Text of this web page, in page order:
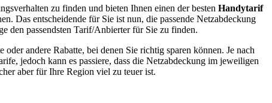
zu finden und bieten Ihnen einen der besten Handytarif
Das entscheidende für Sie ist nun, die passende Netzabdeckung
den passendsten Tarif/Anbierter für Sie zu finden.
andere Rabatte, bei denen Sie richtig sparen können. Je nach
jedoch kann es passiere, dass die Netzabdeckung im jeweiligen
aber für Ihre Region viel zu teuer ist.